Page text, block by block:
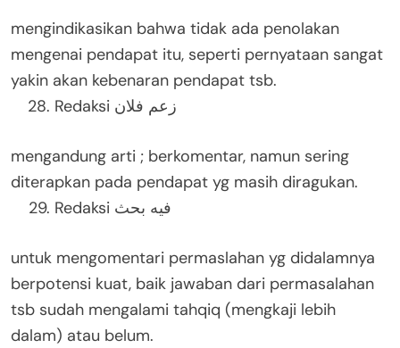
mengindikasikan bahwa tidak ada penolakan
mengenai pendapat itu, seperti pernyataan sangat
yakin akan kebenaran pendapat tsb.
Redaksi زعم فلان
mengandung arti ; berkomentar, namun sering
diterapkan pada pendapat yg masih diragukan.
Redaksi فيه بحث
untuk mengomentari permaslahan yg didalamnya
berpotensi kuat, baik jawaban dari permasalahan
tsb sudah mengalami tahqiq (mengkaji lebih
dalam) atau belum.